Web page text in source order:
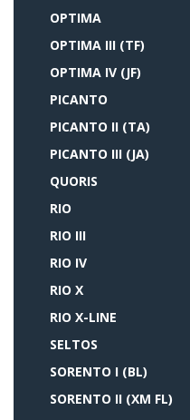
OPTIMA
OPTIMA III (TF)
OPTIMA IV (JF)
PICANTO
PICANTO II (TA)
PICANTO III (JA)
QUORIS
RIO
RIO III
RIO IV
RIO X
RIO X-LINE
SELTOS
SORENTO I (BL)
SORENTO II (XM FL)